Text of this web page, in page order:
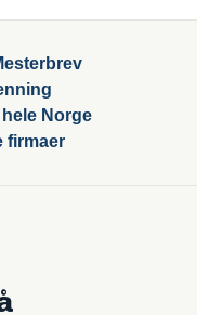
Norge
firmaer